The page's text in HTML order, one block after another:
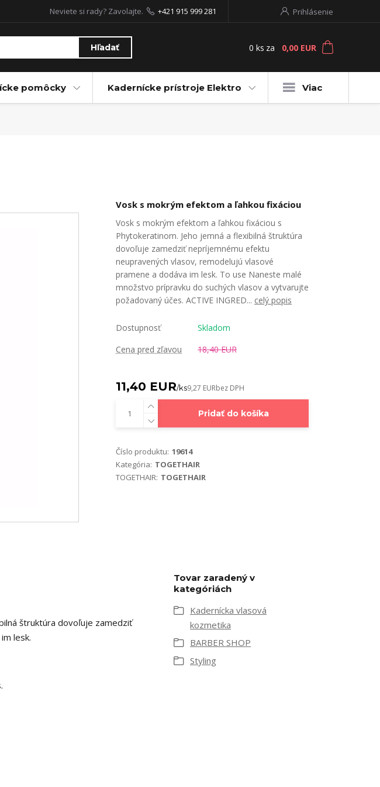
Prihlásenie
Hľadať
Neviete si rady? Zavolajte. +421 915 999 281
0 ks za 0,00 EUR
pomôcky Kadernícke prístroje Elektro Viac
Vosk s mokrým efektom a ľahkou fixáciou
Vosk s mokrým efektom a ľahkou fixáciou s
Phytokeratinom. Jeho jemná a flexibilná štruktúra
dovoľuje zamedziť nepríjemnému efektu
neupravených vlasov, remodelujú vlasové
pramene a dodáva im lesk. To use Naneste malé
množstvo prípravku do suchých vlasov a vytvarujte
požadovaný účes. ACTIVE INGRED... celý popis
Dostupnosť
Skladom
Cena pred zľavou
18,40 EUR
11,40 EUR/ks9,27 EURbez DPH
Pridať do košíka
Číslo produktu: 19614
Kategória: TOGETHAIR
TOGETHAIR: TOGETHAIR
štruktúra dovoľuje zamedziť
lesk.
Tovar zaradený v
kategóriách
Kadernícka vlasová
kozmetika
BARBER SHOP
Styling